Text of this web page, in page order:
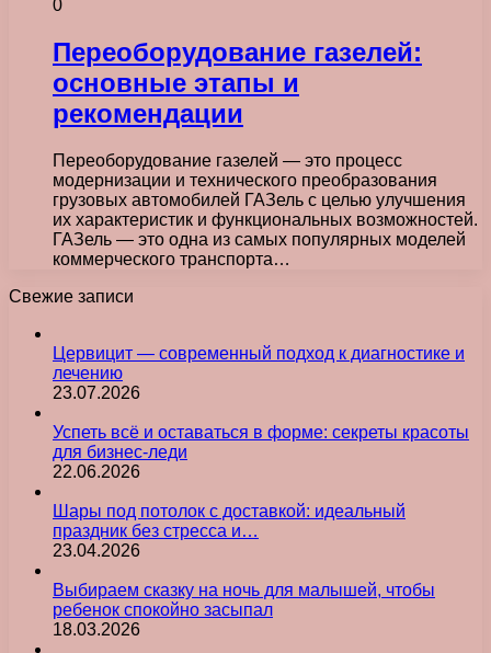
0
Переоборудование газелей:
основные этапы и
рекомендации
Переоборудование газелей — это процесс
модернизации и технического преобразования
грузовых автомобилей ГАЗель с целью улучшения
их характеристик и функциональных возможностей.
ГАЗель — это одна из самых популярных моделей
коммерческого транспорта…
Свежие записи
Цервицит — современный подход к диагностике и
лечению
23.07.2026
Успеть всё и оставаться в форме: секреты красоты
для бизнес-леди
22.06.2026
Шары под потолок с доставкой: идеальный
праздник без стресса и…
23.04.2026
Выбираем сказку на ночь для малышей, чтобы
ребенок спокойно засыпал
18.03.2026